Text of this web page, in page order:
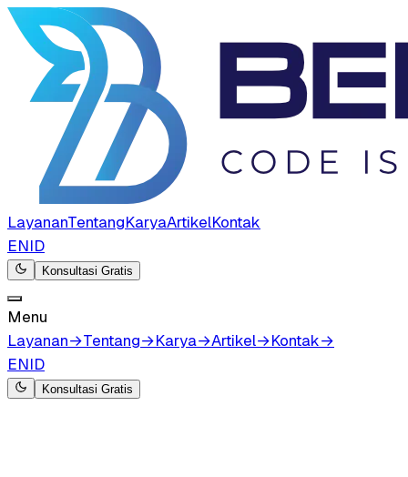
LayananTentangKaryaArtikelKontak
ENID
Konsultasi Gratis
Menu
Layanan→Tentang→Karya→Artikel→Kontak→
ENID
Konsultasi Gratis